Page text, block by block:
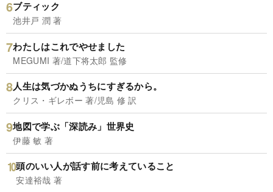
ブティック
池井戸 潤 著
わたしはこれでやせました
MEGUMI 著/道下将太郎 監修
人生は気づかぬうちにすぎるから。
クリス・ギレボー 著/児島 修 訳
地図で学ぶ「深読み」世界史
伊藤 敏 著
頭のいい人が話す前に考えていること
安達裕哉 著